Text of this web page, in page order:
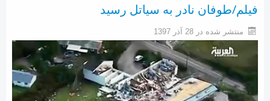
فیلم/طوفان نادر به سیاتل رسید
منتشر شده در 28 آذر 1397